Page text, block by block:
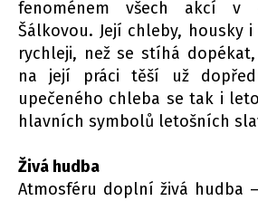
fenoménem všech akcí
Šálkovou. Její chleby, housky
rychleji, než se stíhá
na její práci těší už
upečeného chleba se tak i
hlavních symbolů letošních
Živá hudba
Atmosféru doplní živá hudba